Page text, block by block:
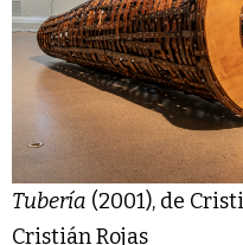
Tubería (2001), de
Cristián Rojas